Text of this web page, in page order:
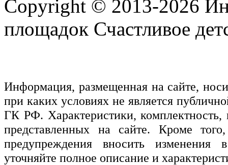
Copyright © 2013-2026
площадок Счастливое
Информация, размещенная на сайте,
при каких условиях не является
ГК РФ. Характеристики,
представленных на сайте. Кроме
предупреждения вносить изменения
уточняйте полное описание и